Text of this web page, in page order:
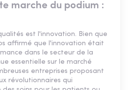
marche du podium :
est l'innovation. Bien que
affirmé que l'innovation était
dans le secteur de la
essentielle sur le marché
entreprises proposant
révolutionnaires qui